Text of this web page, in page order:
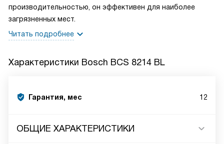
производительностью, он эффективен для наиболее
загрязненных мест.
Читать подробнее
Характеристики Bosch BCS 8214 BL
Гарантия, мес 12
ОБЩИЕ ХАРАКТЕРИСТИКИ